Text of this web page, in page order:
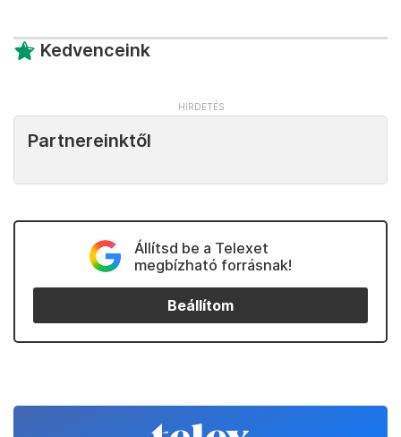
Kedvenceink
Partnereinktől
Állítsd be a Telexet
megbízható forrásnak!
Beállítom